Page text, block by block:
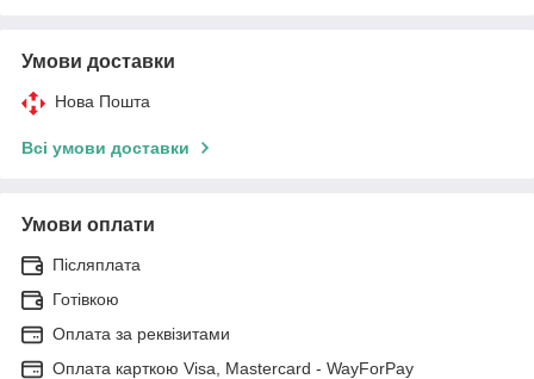
Умови доставки
Нова Пошта
Всі умови доставки
Умови оплати
Післяплата
Готівкою
Оплата за реквізитами
Оплата карткою Visa, Mastercard - WayForPay